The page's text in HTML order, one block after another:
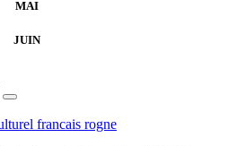
MAI
JUIN